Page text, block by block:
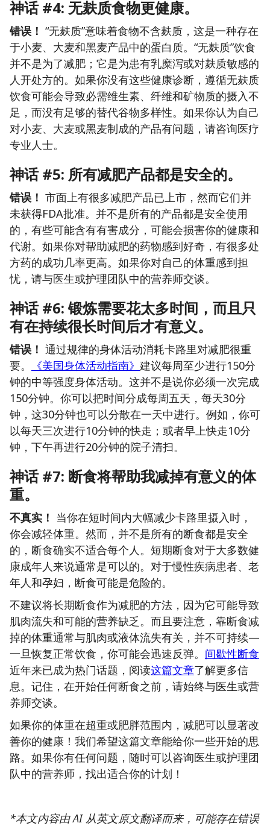
神话 #4: 无麸质食物更健康。
错误！ “无麸质”意味着食物不含麸质，这是一种存在
于小麦、大麦和黑麦产品中的蛋白质。“无麸质”饮食
并不是为了减肥；它是为患有乳糜泻或对麸质敏感的
人开处方的。如果你没有这些健康诊断，遵循无麸质
饮食可能会导致必需维生素、纤维和矿物质的摄入不
足，而没有足够的替代谷物多样性。如果你认为自己
对小麦、大麦或黑麦制成的产品有问题，请咨询医疗
专业人士。
神话 #5: 所有减肥产品都是安全的。
错误！ 市面上有很多减肥产品已上市，然而它们并
未获得FDA批准。并不是所有的产品都是安全使用
的，有些可能含有有害成分，可能会损害你的健康和
代谢。如果你对帮助减肥的药物感到好奇，有很多处
方药的成功几率更高。如果你对自己的体重感到担
忧，请与医生或护理团队中的营养师交谈。
神话 #6: 锻炼需要花太多时间，而且只
有在持续很长时间后才有意义。
错误！ 通过规律的身体活动消耗卡路里对减肥很重
要。
《美国身体活动指南》 建议每周至少进行150分
钟的中等强度身体活动。这并不是说你必须一次完成
150分钟。你可以把时间分成每周五天，每天30分
钟，这30分钟也可以分散在一天中进行。例如，你可
以每天三次进行10分钟的快走；或者早上快走10分
钟，下午再进行20分钟的院子清扫。
神话 #7: 断食将帮助我减掉有意义的体
重。
不真实！ 当你在短时间内大幅减少卡路里摄入时，
你会减轻体重。然而，并不是所有的断食都是安全
的，断食确实不适合每个人。短期断食对于大多数健
康成年人来说通常是可以的。对于慢性疾病患者、老
年人和孕妇，断食可能是危险的。
不建议将长期断食作为减肥的方法，因为它可能导致
肌肉流失和可能的营养缺乏。而且要注意，靠断食减
掉的体重通常与肌肉或液体流失有关，并不可持续—
一旦恢复正常饮食，你可能会迅速反弹。 间歇性断食
近年来已成为热门话题，阅读这篇文章了解更多信
息。记住，在开始任何断食之前，请始终与医生或营
养师交谈。
如果你的体重在超重或肥胖范围内，减肥可以显著改
善你的健康！我们希望这篇文章能给你一些开始的思
路。如果你有任何问题，随时可以咨询医生或护理团
队中的营养师，找出适合你的计划！
*本文内容由 AI 从英文原文翻译而来，可能存在错误